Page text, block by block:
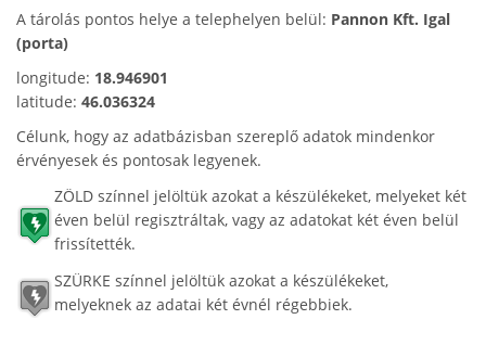
A tárolás pontos helye a telephelyen belül: Pannon Kft. Igal
(porta)
longitude: 18.946901
latitude: 46.036324
Célunk, hogy az adatbázisban szereplő adatok mindenkor
érvényesek és pontosak legyenek.
ZÖLD színnel jelöltük azokat a készülékeket, melyeket két
éven belül regisztráltak, vagy az adatokat két éven belül
frissítették.
SZÜRKE színnel jelöltük azokat a készülékeket,
melyeknek az adatai két évnél régebbiek.